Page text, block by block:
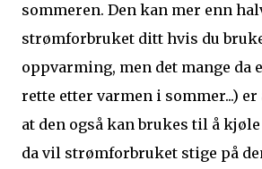
sommeren. Den kan mer enn
strømforbruket ditt hvis du
oppvarming, men det mange da
rette etter varmen i sommer...)
at den også kan brukes til å kjøle
da vil strømforbruket stige på